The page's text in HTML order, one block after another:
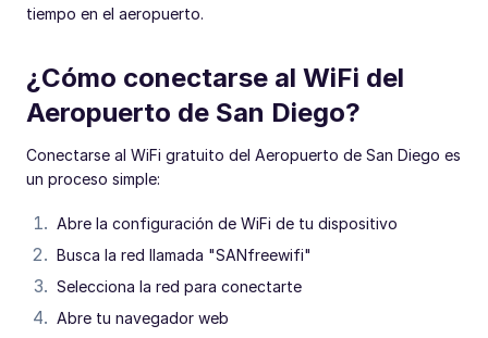
tiempo en el aeropuerto.
¿Cómo conectarse al WiFi del
Aeropuerto de San Diego?
Conectarse al WiFi gratuito del Aeropuerto de San Diego es
un proceso simple:
Abre la configuración de WiFi de tu dispositivo
Busca la red llamada "SANfreewifi"
Selecciona la red para conectarte
Abre tu navegador web